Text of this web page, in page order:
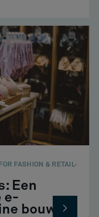
FASHION & RETAIL
Een
e-
bouwen